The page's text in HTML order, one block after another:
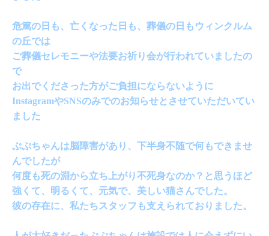
危篤の日も、亡くなった日も、葬儀の日もウィンクルム
の丘では
ご葬儀セレモニーや法要お祈り会が行われていましたの
で
お出でくださった方がご負担にならないように
InstagramやSNSのみでのお知らせとさせていただいてい
ました
ぷぷちゃんは脳障害があり、下半身不随で何もできませ
んでしたが
何度も死の淵から立ち上がり不死身なのか？と思うほど
強くて、明るくて、元気で、美しい猫さんでした。
彼の存在に、私たちスタッフも支えられておりました。